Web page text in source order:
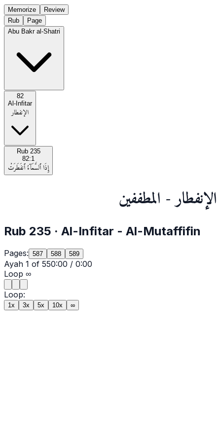
Memorize
Review
Rub
Page
Abu Bakr al-Shatri
82
Al-Infitar
الإنفطار
Rub 235
82:1
إِذَا ٱلسَّمَآءُ ٱنفَطَرَتْ
الإنفطار - المطففين
Rub 235 · Al-Infitar - Al-Mutaffifin
Pages: 587 588 589
Ayah 1 of 550:00 / 0:00
Loop ∞
Loop:
1x 3x 5x 10x ∞